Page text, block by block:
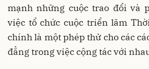
mạnh những cuộc trao đổi và
việc tổ chức cuộc triển lãm
chính là một phép thử cho các
đẳng trong việc cộng tác với